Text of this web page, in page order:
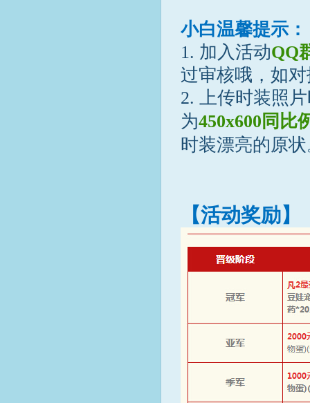
小白温馨提示：
1. 加入活动QQ
过审核哦，如
2. 上传时装照
为450x600同比
时装漂亮的原状
【活动奖励】